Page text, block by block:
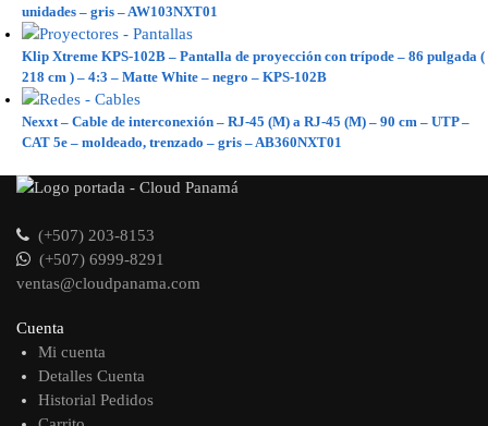
unidades – gris – AW103NXT01
Klip Xtreme KPS-102B – Pantalla de proyección con trípode – 86 pulgada (
218 cm ) – 4:3 – Matte White – negro – KPS-102B
Nexxt – Cable de interconexión – RJ-45 (M) a RJ-45 (M) – 90 cm – UTP –
CAT 5e – moldeado, trenzado – gris – AB360NXT01
(+507) 203-8153
(+507) 6999-8291
ventas@cloudpanama.com
Cuenta
Mi cuenta
Detalles Cuenta
Historial Pedidos